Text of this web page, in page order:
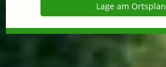
Lage am Ortsplan